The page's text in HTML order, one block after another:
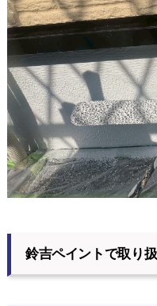
鈴吉ペイントで取り